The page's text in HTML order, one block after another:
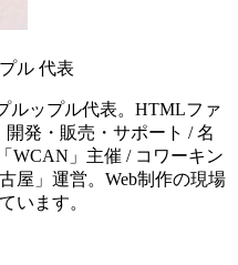
ル 代表
ルップル代表。HTMLファ
開発・販売・サポート / 名
WCAN」主催 / コワーキン
屋」運営。Web制作の現場
います。